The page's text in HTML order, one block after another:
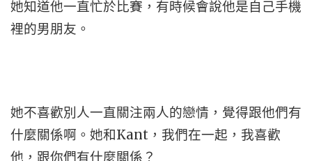
她知道他一直忙於比賽，有時候會說他是自己手機
裡的男朋友。
她不喜歡別人一直關注兩人的戀情，覺得跟他們有
什麼關係啊。她和Kant，我們在一起，我喜歡
他，跟你們有什麼關係？